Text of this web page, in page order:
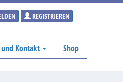
REGISTRIEREN
Kontakt Shop